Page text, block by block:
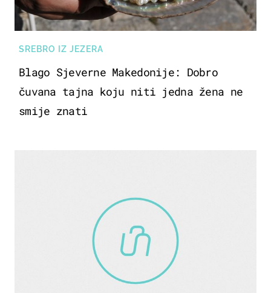
SREBRO IZ JEZERA
Blago Sjeverne Makedonije: Dobro
čuvana tajna koju niti jedna žena ne
smije znati